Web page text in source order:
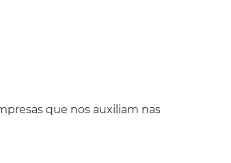
que nos auxiliam nas